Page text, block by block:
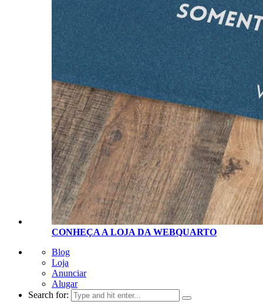
CONHEÇA A LOJA DA WEBQUARTO
Blog
Loja
Anunciar
Alugar
Search for: